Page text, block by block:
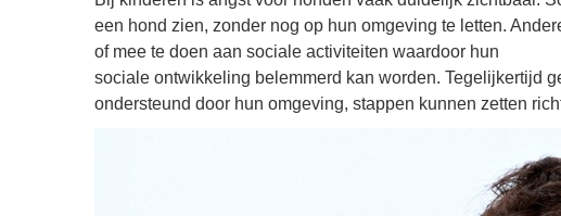
een hond zien, zonder nog op hun omgeving te letten.
of mee te doen aan sociale activiteiten waardoor hun
sociale ontwikkeling belemmerd kan worden. Tegelijkertijd
ondersteund door hun omgeving, stappen kunnen zetten